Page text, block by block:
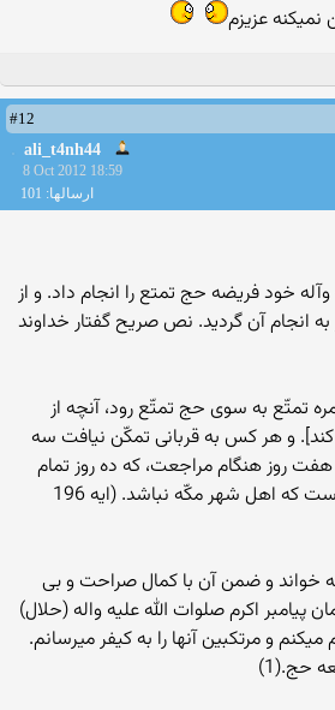
نمیکنه عزیزم
#12
ali_t4nh44
8 Oct 2012 18:59
ارسالها: 101
خود فريضه حج تمتع را انجام داد. و از
انجام آن گرديد. نص صريح گفتار خداوند
تمتّع به سوى حج تمتّع رود، آنچه از
و هر كس به قربانى تمكّن نيافت سه
هفت روز هنگام مراجعت، كه ده روز تمام
شود اين عمل بر آن كس است كه اهل شهر مكّه نباشد. (ایه 196
خواند و ضمن آن با كمال صراحت و بى
پیامبر اکرم صلوات الله علیه واله (حلال)
میکنم و مرتکبین آنها را به کیفر میرسانم.
حج.(1)